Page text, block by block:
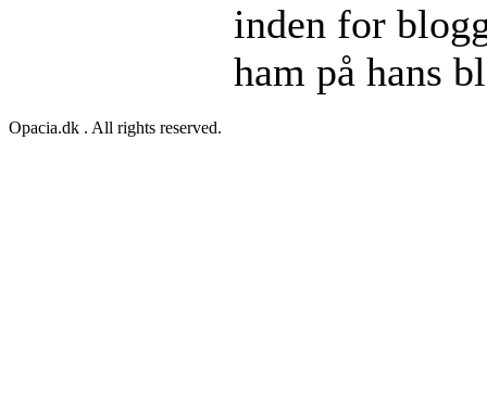
inden for
ham på hans
Opacia.dk . All rights reserved.